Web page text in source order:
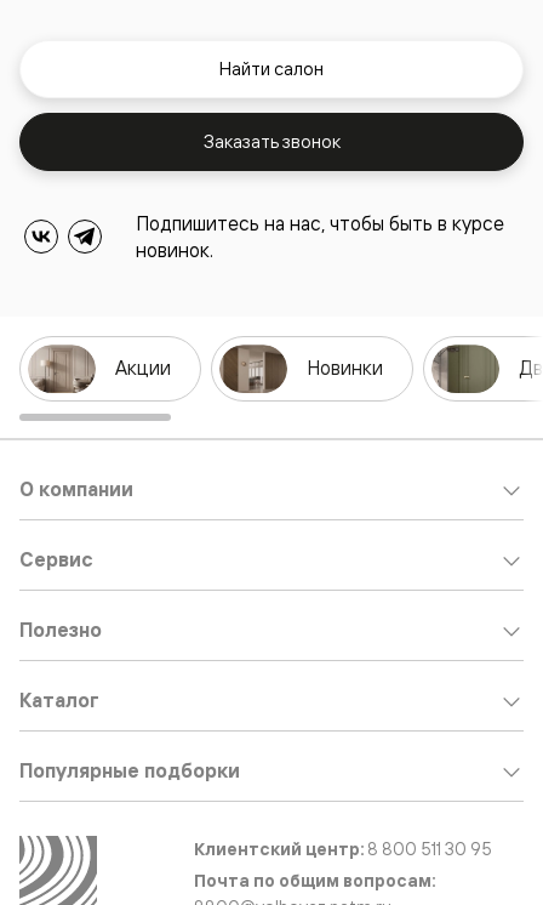
Найти салон
Заказать звонок
Подпишитесь на нас, чтобы быть в курсе
новинок.
Акции Новинки
О компании
Сервис
Полезно
Каталог
Популярные подборки
Клиентский центр: 8 800 511 30 95
Почта по общим вопросам: